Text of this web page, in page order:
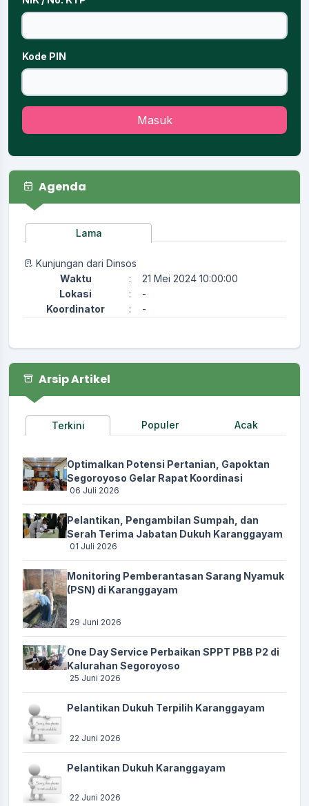
Kode PIN
Masuk
Agenda
Lama
Kunjungan dari Dinsos
Waktu
:
21 Mei 2024 10:00:00
Lokasi
:
-
Koordinator
: -
Arsip Artikel
Terkini Populer Acak
Optimalkan Potensi Pertanian, Gapoktan
Segoroyoso Gelar Rapat Koordinasi
06 Juli 2026
Pelantikan, Pengambilan Sumpah, dan
Serah Terima Jabatan Dukuh Karanggayam
01 Juli 2026
Monitoring Pemberantasan Sarang Nyamuk
(PSN) di Karanggayam
29 Juni 2026
One Day Service Perbaikan SPPT PBB P2 di
Kalurahan Segoroyoso
25 Juni 2026
Pelantikan Dukuh Terpilih Karanggayam
22 Juni 2026
Pelantikan Dukuh Karanggayam
22 Juni 2026